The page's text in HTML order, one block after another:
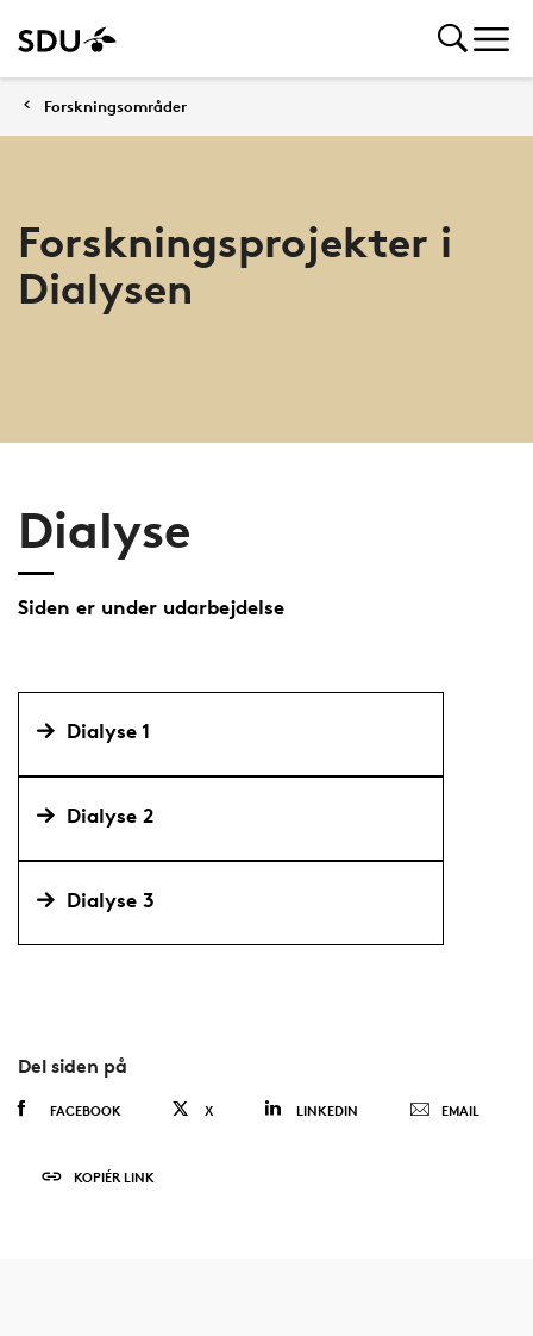
Forskningsområder
Forskningsprojekter i
Dialysen
Dialyse
Siden er under udarbejdelse
Dialyse 1
Dialyse 2
Dialyse 3
Del siden på
FACEBOOK X LINKEDIN EMAIL
KOPIÉR LINK